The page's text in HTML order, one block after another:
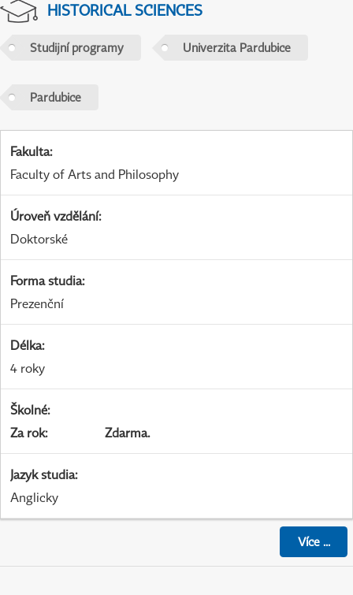
HISTORICAL SCIENCES
Studijní programy Univerzita Pardubice
Pardubice
Fakulta:
Faculty of Arts and Philosophy
Úroveň vzdělání:
Doktorské
Forma studia:
Prezenční
Délka:
4 roky
Školné:
Za rok: Zdarma.
Jazyk studia:
Anglicky
Více...